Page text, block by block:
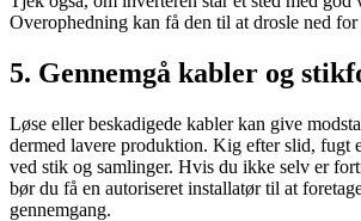
Overophedning kan få den til at drosle ned for
5. Gennemgå kabler og
Løse eller beskadigede kabler kan give
dermed lavere produktion. Kig efter slid, fugt
ved stik og samlinger. Hvis du ikke selv er
bør du få en autoriseret installatør til at
gennemgang.